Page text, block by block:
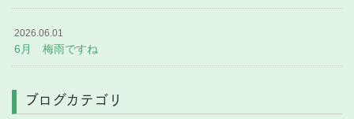
2026.06.01
6月 梅雨ですね
ブログカテゴリ